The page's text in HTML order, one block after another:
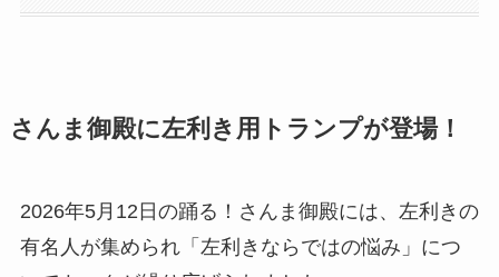
さんま御殿に左利き用トランプが登場！
2026年5月12日の踊る！さんま御殿には、左利きの
有名人が集められ「左利きならではの悩み」につ